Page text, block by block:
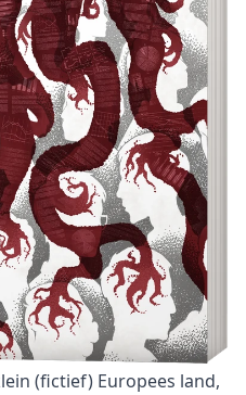
(fictief) Europees land,